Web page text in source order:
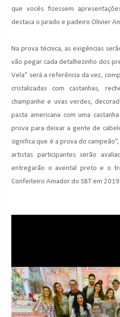
que vocês fizessem
destaca o jurado e padeiro Olivier
Na prova técnica, as exigências
vão pegar cada detalhezinho dos
Vela” será a referência da vez,
cristalizadas com castanhas,
champanhe e uvas verdes,
pasta americana com uma
prova para deixar a gente de
significa que é a prova do
artistas participantes serão
entregarão o avental preto e o
Confeiteiro Amador do SBT em 2019.